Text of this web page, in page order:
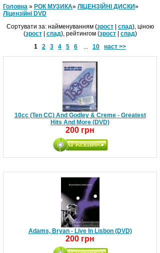
Головна » РОК МУЗИКА» ЛІЦЕНЗІЙНІ ДИСКИ»
Ліцензійні DVD
Сортувати за: найменуванням (зрост| спад), ціною
(зрост| спад), рейтингом (зрост| спад)
1
2 3 4 5 6 ... 10 наст >>
10cc (Ten CC) And Godley & Creme - Greatest
Hits And More (DVD)
200 грн
Adams, Bryan - Live In Lisbon (DVD)
200 грн